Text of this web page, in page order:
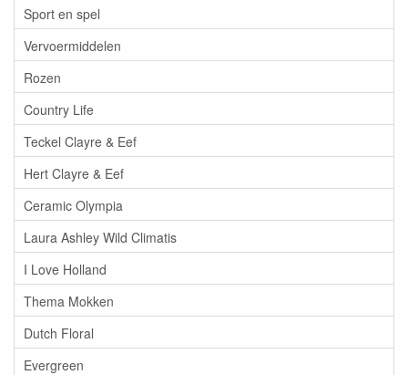
Sport en spel
Vervoermiddelen
Rozen
Country Life
Teckel Clayre & Eef
Hert Clayre & Eef
Ceramic Olympia
Laura Ashley Wild Climatis
I Love Holland
Thema Mokken
Dutch Floral
Evergreen